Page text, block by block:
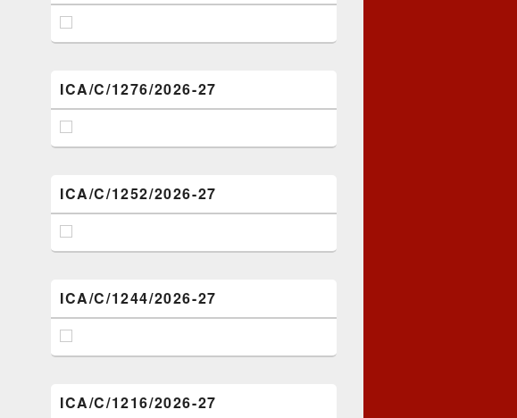
ICA/C/1276/2026-27
ICA/C/1252/2026-27
ICA/C/1244/2026-27
ICA/C/1216/2026-27